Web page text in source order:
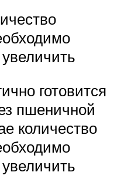
готовится
пшеничной
количество